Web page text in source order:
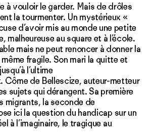
à vouloir le garder. Mais de drôles
la tourmenter. Un mystérieux «
d’avoir mis au monde une petite
malheureuse au square et à l’école.
mais ne peut renoncer à donner la
fragile. Son mari la quitte et
l’ultime
Côme de Bellescize, auteur-metteur
sujets qui dérangent. Sa première
migrants, la seconde de
ici la question du handicap sur un
à l’imaginaire, le tragique au